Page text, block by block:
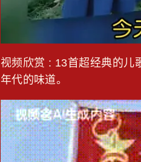
视频欣赏 : 13首超经典的儿
年代的味道。